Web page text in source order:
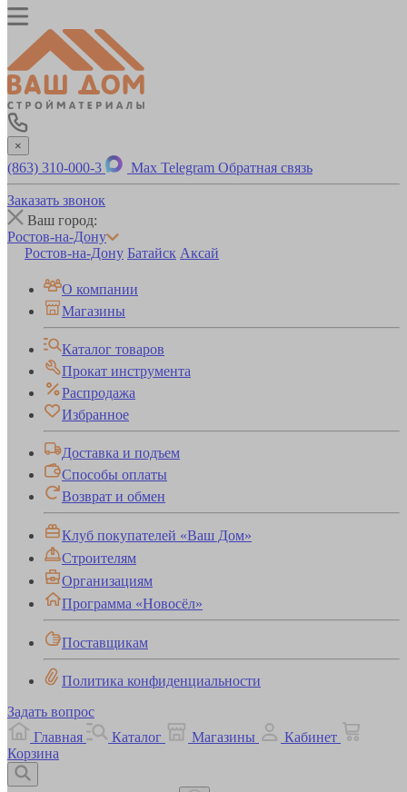
×
(863) 310-000-3 Max Telegram Обратная связь
Заказать звонок
Ваш город:
Ростов-на-Дону
Ростов-на-Дону Батайск Аксай
О компании
Магазины
Каталог товаров
Прокат инструмента
Распродажа
Избранное
Доставка и подъем
Способы оплаты
Возврат и обмен
Клуб покупателей «Ваш Дом»
Строителям
Организациям
Программа «Новосёл»
Поставщикам
Политика конфиденциальности
Задать вопрос
Главная
Каталог Магазины
Кабинет
Корзина